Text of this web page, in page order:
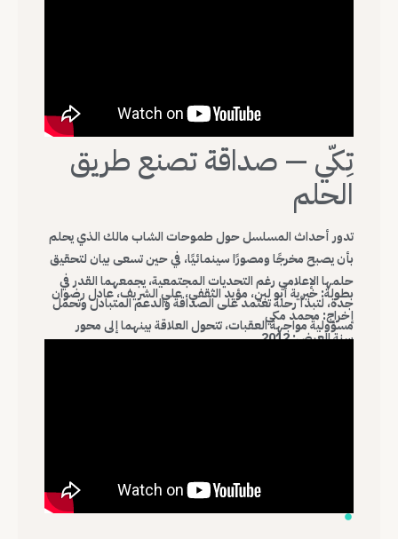
تِكّي — صداقة تصنع طريق
الحلم
تدور أحداث المسلسل حول طموحات الشاب مالك الذي يحلم
بأن يصبح مخرجًا ومصورًا سينمائيًا، في حين تسعى بيان لتحقيق
حلمها الإعلامي رغم التحديات المجتمعية، يجمعهما القدر في
جدة، لتبدأ رحلة تعتمد على الصداقة والدعم المتبادل وتحمّل
مسؤولية مواجهة العقبات، تتحول العلاقة بينهما إلى محور
بطولة: خيرية أبو لبن، مؤيد الثقفي، علي الشريف، عادل رضوان
إخراج: محمد مكي
سنة العرض: 2012